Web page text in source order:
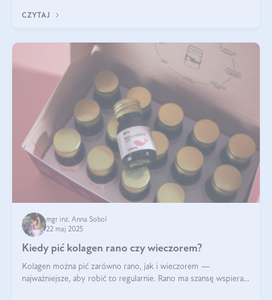
CZYTAJ
mgr inż. Anna Sobol
22 maj 2025
Kiedy pić kolagen rano czy wieczorem?
Kolagen można pić zarówno rano, jak i wieczorem —
najważniejsze, aby robić to regularnie. Rano ma szansę wspierać